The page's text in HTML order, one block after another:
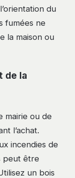
du
fumées ne
la maison ou
de la
mairie ou de
l’achat.
incendies de
peut être
un bois